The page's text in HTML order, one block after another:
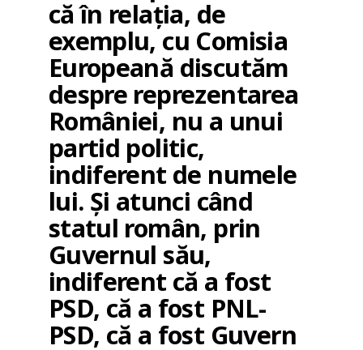
că în relația, de
exemplu, cu Comisia
Europeană discutăm
despre reprezentarea
României, nu a unui
partid politic,
indiferent de numele
lui. Și atunci când
statul român, prin
Guvernul său,
indiferent că a fost
PSD, că a fost PNL-
PSD, că a fost Guvern